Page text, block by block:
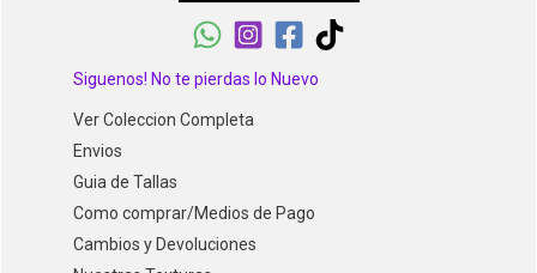
Siguenos! No te pierdas lo Nuevo
Ver Coleccion Completa
Envios
Guia de Tallas
Como comprar/Medios de Pago
Cambios y Devoluciones